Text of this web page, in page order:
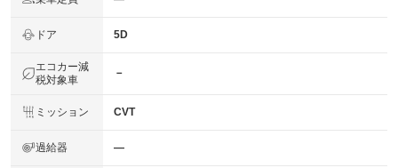
ドア 5D
エコカー減
税対象車
－
ミッション CVT
過給器 ―